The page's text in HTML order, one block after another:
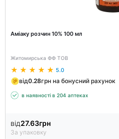
Аміаку розчин 10% 100 мл
Житомирська ФФ ТОВ
5.0
від0.28грн на бонусний рахунок
в наявності в 204 аптеках
від27.63грн
За упаковку